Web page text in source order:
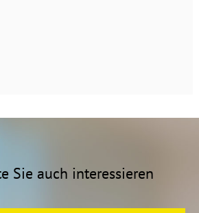
Sie auch interessieren